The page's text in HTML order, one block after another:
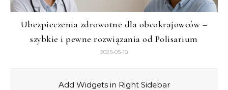
Ubezpieczenia zdrowotne dla obcokrajowców –
szybkie i pewne rozwiązania od Polisarium
2025-05-10
Add Widgets in Right Sidebar